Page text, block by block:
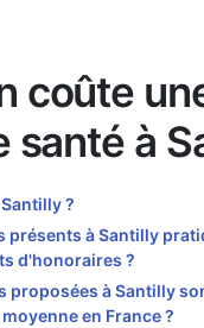
coûte
santé à
?
présents à Santilly
d'honoraires ?
proposées à Santilly
en France ?